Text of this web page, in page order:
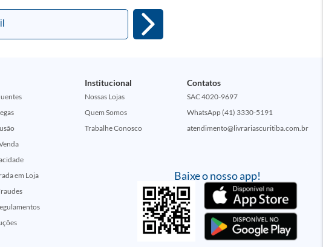
Baixe o nosso app!
em Loja
Institucional
Nossas Lojas
Quem Somos
Trabalhe Conosco
Contatos
SAC 4020-9697
WhatsApp (41) 3330-5191
atendimento@livrariascuritiba.com.br